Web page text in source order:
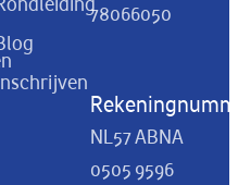
78066050
NL57 ABNA
0505 9596